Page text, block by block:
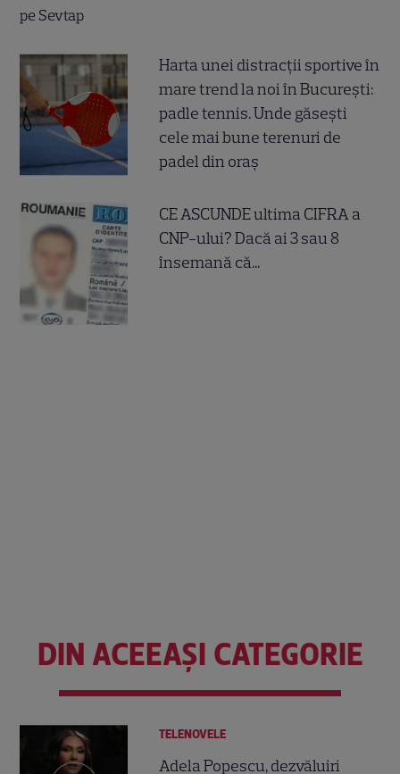
Harta unei distracții sportive în
mare trend la noi în București:
padle tennis. Unde găsești
cele mai bune terenuri de
padel din oraș
CE ASCUNDE ultima CIFRA a
CNP-ului? Dacă ai 3 sau 8
însemană că...
DIN ACEEAȘI CATEGORIE
TELENOVELE
Adela Popescu, dezvăluiri